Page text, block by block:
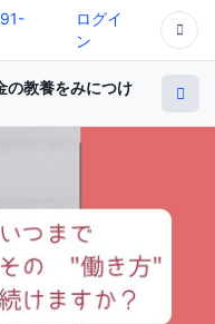
ログイ
ン
の教養をみにつけ